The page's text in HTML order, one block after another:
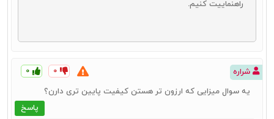
راهنماییت کنیم.
شراره ۰ ۰
پاسخ
یه سوال میزایی که ارزون تر هستن کیفیت پایین تری دارن؟